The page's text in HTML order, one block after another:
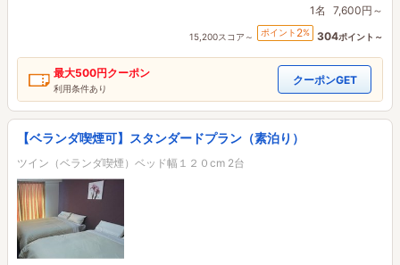
1名 7,600円～
15,200スコア～ ポイント 2% 304ポイント～
最大500円クーポン
利用条件あり
クーポンGET
【ベランダ喫煙可】スタンダードプラン（素泊り）
ツイン（ベランダ喫煙）ベッド幅１２０cm 2台